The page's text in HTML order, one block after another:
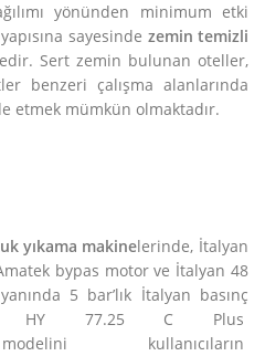
yönünden minimum etki
sayesinde zemin temizli
Sert zemin bulunan oteller,
benzeri çalışma alanlarında
etmek mümkün olmaktadır.
yıkama makinelerinde, İtalyan
bypas motor ve İtalyan 48
5 bar’lık İtalyan basınç
HY 77.25 C Plus
modelini kullanıcıların